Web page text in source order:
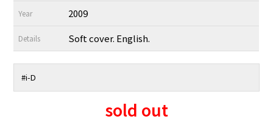
Year 2009
Details Soft cover. English.
#i-D
sold out